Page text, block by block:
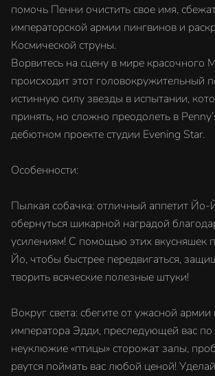
помочь Пенни очистить свое имя,
императорской армии пингвинов и
Космической струны.
Ворвитесь на сцену в мире красочного
происходит этот головокружительный
истинную силу звезды в испытании,
принять, но сложно преодолеть в
дебютном проекте студии Evening Star.
Особенности:
Пылкая собачка: отличный аппетит
обернуться шикарной наградой
усилениям! С помощью этих вкусняшек
Йо, чтобы быстрее передвигаться,
творить всяческие полезные штуки!
Вокруг света: сбегите от ужасной
императора Эдди, преследующей вас по
неуклюжие «птицы» сторожат залы,
рвутся поймать вас любой ценой!